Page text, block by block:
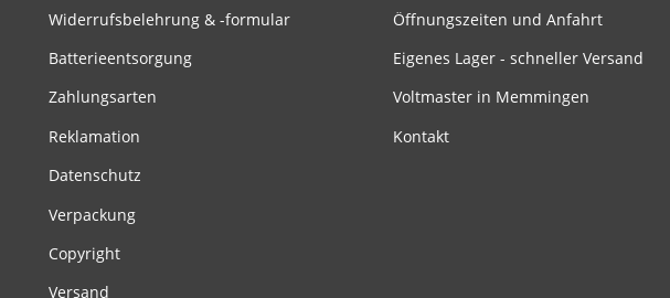
Widerrufsbelehrung & -formular
Batterieentsorgung
Zahlungsarten
Reklamation
Datenschutz
Verpackung
Copyright
Versand
Öffnungszeiten und Anfahrt
Eigenes Lager - schneller Versand
Voltmaster in Memmingen
Kontakt